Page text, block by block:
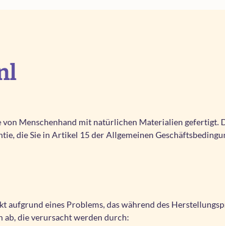
Menschenhand mit natürlichen Materialien gefertigt.
die Sie in Artikel 15 der Allgemeinen
eines Problems, das während des
ab, die verursacht werden durch: